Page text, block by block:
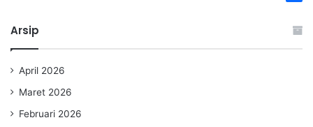
Arsip
April 2026
Maret 2026
Februari 2026